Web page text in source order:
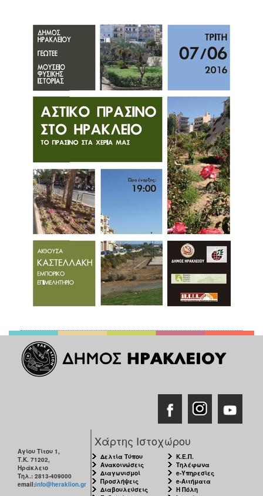
Αγίου Τίτου 1,
Τ.Κ. 71202,
Ηράκλειο
Τηλ.: 2813-409000
email:info@heraklion.gr
Χάρτης Ιστοχώρου
Δελτία Τύπου
Ανακοινώσεις
Διαγωνισμοί
Προσλήψεις
Διαβουλεύσεις
Κ.Ε.Π.
Τηλέφωνα
e-Υπηρεσίες
e-Αιτήματα
Η Πόλη